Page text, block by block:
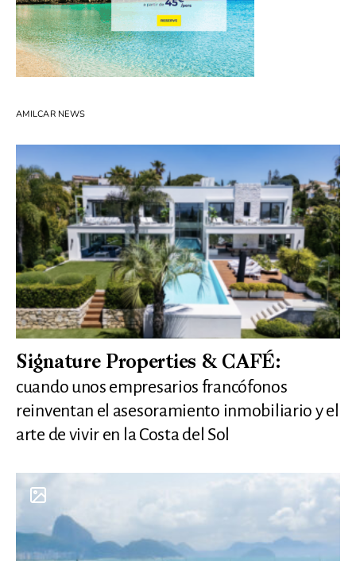
AMILCAR NEWS
Signature Properties & CAFÉ:
cuando unos empresarios francófonos
reinventan el asesoramiento inmobiliario y el
arte de vivir en la Costa del Sol